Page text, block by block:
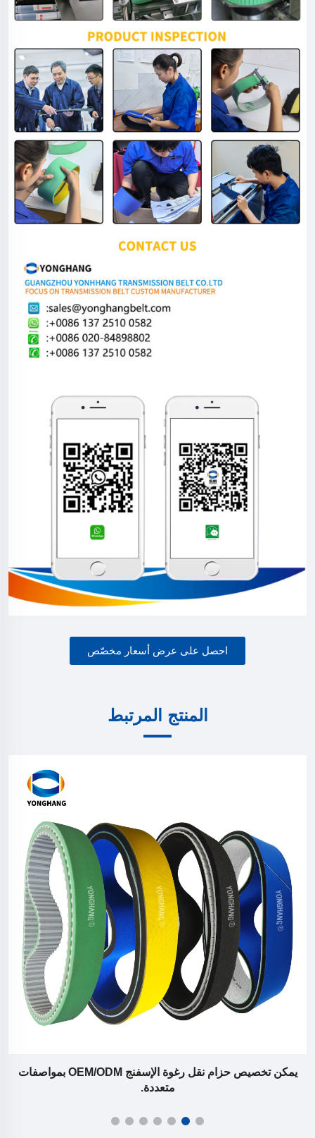
احصل على عرض أسعار مخصّص
المنتج المرتبط
تُستخدم أحزمة النقل ذات الفتحات الأفقية للآلات الخاصة بفحص
الزجاجات، وأحزمة نقل البيرة، وخطوط نقل منتجات التجميل